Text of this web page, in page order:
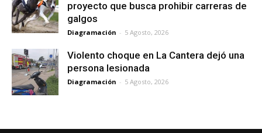
proyecto que busca prohibir carreras de
galgos
Diagramación - 5 Agosto, 2026
Violento choque en La Cantera dejó una
persona lesionada
Diagramación - 5 Agosto, 2026